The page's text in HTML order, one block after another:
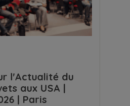
l'Actualité du
aux USA |
| Paris